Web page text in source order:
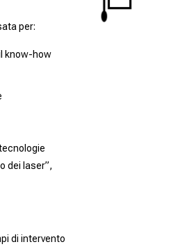
per:
know-how
dei laser”,
di intervento